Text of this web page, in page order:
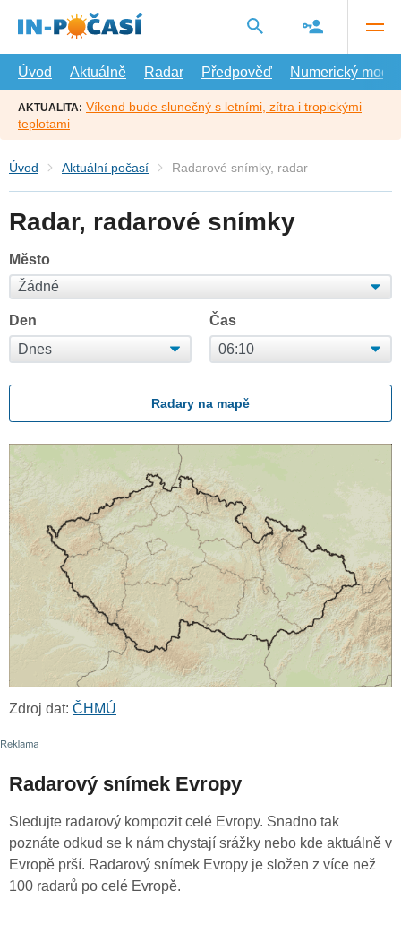
hlavní
Úvod
Aktuálně Radar Předpověď Numerický model
AKTUALITA: Víkend bude slunečný s letními, zítra i tropickými
teplotami
Úvod Aktuální počasí Radarové snímky, radar
Radar, radarové snímky
Město
Den Čas
Radary na mapě
Zdroj dat: ČHMÚ
Radarový snímek Evropy
Sledujte radarový kompozit celé Evropy. Snadno tak
poznáte odkud se k nám chystají srážky nebo kde aktuálně v
Evropě prší. Radarový snímek Evropy je složen z více než
100 radarů po celé Evropě.